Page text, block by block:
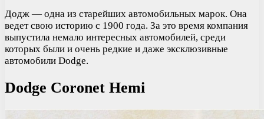
Додж — одна из старейших автомобильных марок. Она
ведет свою историю с 1900 года. За это время компания
выпустила немало интересных автомобилей, среди
которых были и очень редкие и даже эксклюзивные
автомобили Dodge.
Dodge Coronet Hemi